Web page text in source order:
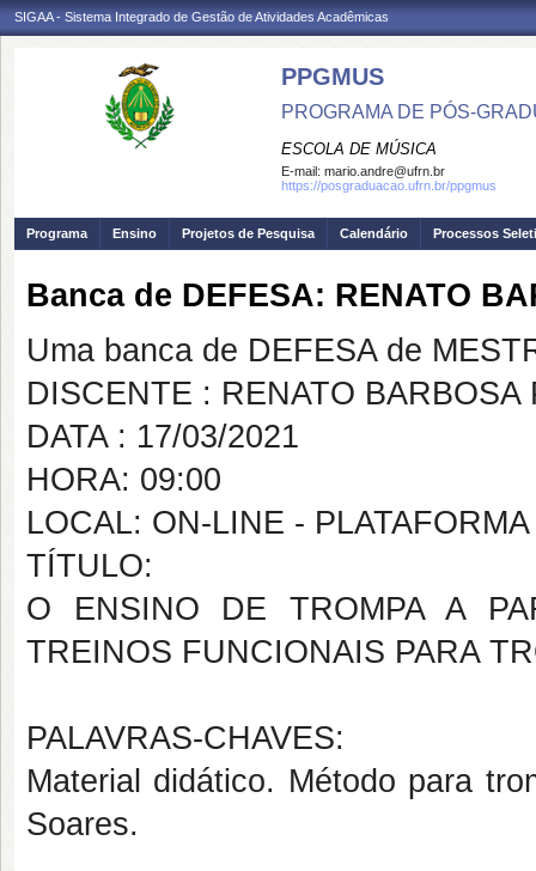
SIGAA - Sistema Integrado de Gestão de Atividades Acadêmicas
PPGMUS
PROGRAMA DE PÓS-
ESCOLA DE MÚSICA
E-mail: mario.andre@ufrn.br
https://posgraduacao.ufrn.br/ppgmus
Programa Ensino Projetos de Pesquisa Calendário Processos
Banca de DEFESA: RENATO
Uma banca de DEFESA de
DISCENTE : RENATO BARBOSA
DATA : 17/03/2021
HORA: 09:00
LOCAL: ON-LINE -
TÍTULO:
O ENSINO DE TROMPA A
TREINOS FUNCIONAIS PARA
PALAVRAS-CHAVES:
Material didático. Método para
Soares.